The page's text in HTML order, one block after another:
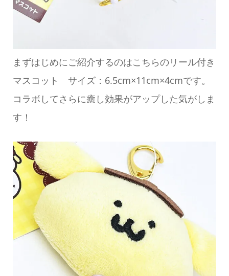
まずはじめにご紹介するのはこちらのリール付き
マスコット サイズ：6.5cm×11cm×4cmです。
コラボしてさらに癒し効果がアップした気がしま
す！